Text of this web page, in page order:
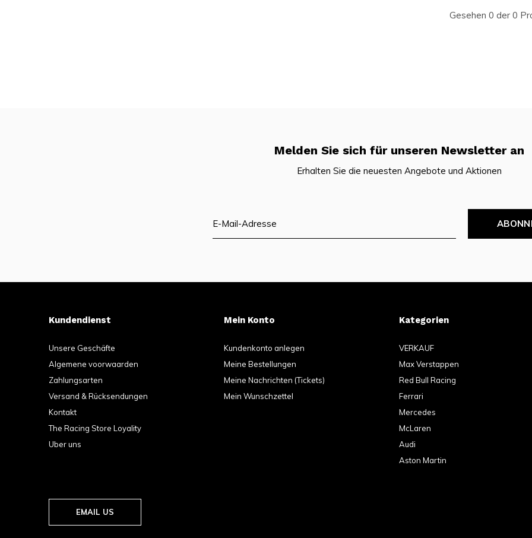
Gesehen 0 der 0
Melden Sie sich für unseren Newsletter an
Erhalten Sie die neuesten Angebote und Aktionen
Kundendienst
Unsere Geschäfte
Algemene voorwaarden
Zahlungsarten
Versand & Rücksendungen
Kontakt
The Racing Store Loyality
Uber uns
Mein Konto
Kundenkonto anlegen
Meine Bestellungen
Meine Nachrichten (Tickets)
Mein Wunschzettel
Kategorien
VERKAUF
Max Verstappen
Red Bull Racing
Ferrari
Mercedes
McLaren
Audi
Aston Martin
EMAIL US